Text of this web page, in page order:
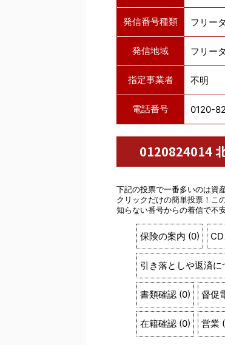
発信番号種類 フリー
発信地域 フリー
指定事業者 不明
電話番号 0120-
0120824014
下記の投票で一番多いのは資
クリックだけの簡単投票！こ
知らない番号からの着信で不
保険の案内 (0)
引き落としや返済に
書類確認 (0) 督促
在籍確認 (0) 営業 (